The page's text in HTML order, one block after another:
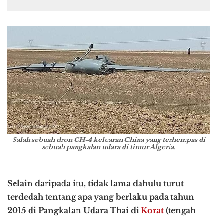
Salah sebuah dron CH-4 keluaran China yang terhempas di
sebuah pangkalan udara di timur Algeria.
Selain daripada itu, tidak lama dahulu turut
terdedah tentang apa yang berlaku pada tahun
2015 di Pangkalan Udara Thai di Korat (tengah